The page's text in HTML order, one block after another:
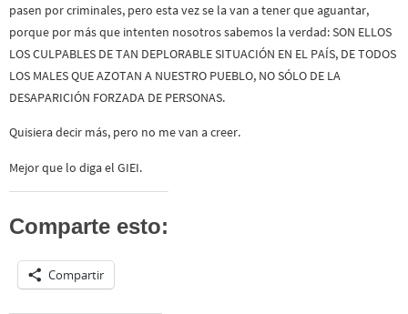
pasen por criminales, pero esta vez se la van a tener que aguantar,
porque por más que intenten nosotros sabemos la verdad: SON ELLOS
LOS CULPABLES DE TAN DEPLORABLE SITUACIÓN EN EL PAÍS, DE TODOS
LOS MALES QUE AZOTAN A NUESTRO PUEBLO, NO SÓLO DE LA
DESAPARICIÓN FORZADA DE PERSONAS.
Quisiera decir más, pero no me van a creer.
Mejor que lo diga el GIEI.
Comparte esto:
Compartir